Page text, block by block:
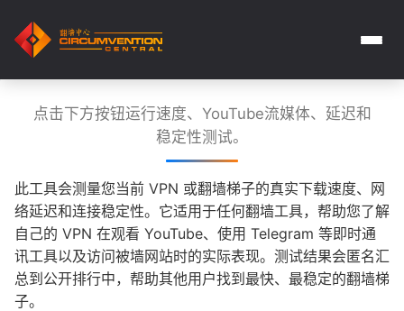
点击下方按钮运行速度、YouTube流媒体、延迟和
稳定性测试。
此工具会测量您当前 VPN 或翻墙梯子的真实下载速度、网
络延迟和连接稳定性。它适用于任何翻墙工具，帮助您了解
自己的 VPN 在观看 YouTube、使用 Telegram 等即时通
讯工具以及访问被墙网站时的实际表现。测试结果会匿名汇
总到公开排行中，帮助其他用户找到最快、最稳定的翻墙梯
子。